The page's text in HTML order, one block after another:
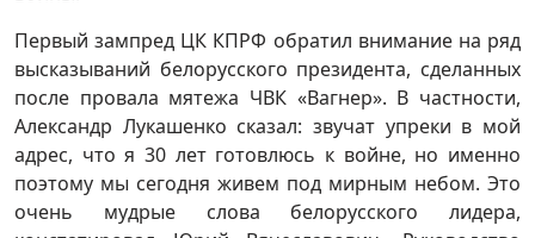
Первый зампред ЦК КПРФ обратил внимание на ряд
высказываний белорусского президента, сделанных
после провала мятежа ЧВК «Вагнер». В частности,
Александр Лукашенко сказал: звучат упреки в мой
адрес, что я 30 лет готовлюсь к войне, но именно
поэтому мы сегодня живем под мирным небом. Это
очень мудрые слова белорусского лидера,